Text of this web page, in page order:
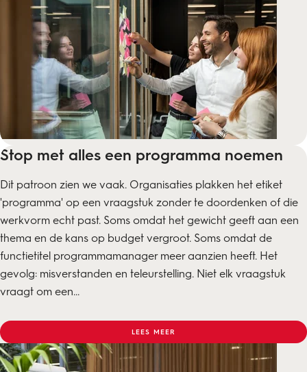
Stop met alles een programma noemen
Dit patroon zien we vaak. Organisaties plakken het etiket
'programma' op een vraagstuk zonder te doordenken of die
werkvorm echt past. Soms omdat het gewicht geeft aan een
thema en de kans op budget vergroot. Soms omdat de
functietitel programmamanager meer aanzien heeft. Het
gevolg: misverstanden en teleurstelling. Niet elk vraagstuk
vraagt om een...
LEES MEER